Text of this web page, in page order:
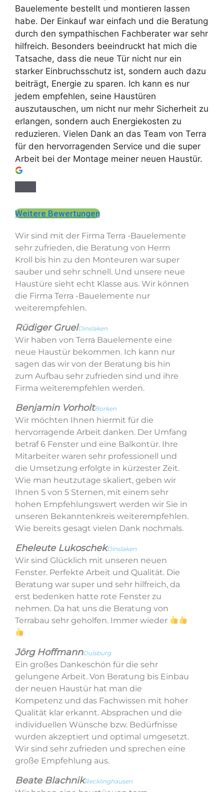
Bauelemente bestellt und montieren lassen
habe. Der Einkauf war einfach und die Beratung
durch den sympathischen Fachberater war sehr
hilfreich. Besonders beeindruckt hat mich die
Tatsache, dass die neue Tür nicht nur ein
starker Einbruchsschutz ist, sondern auch dazu
beiträgt, Energie zu sparen. Ich kann es nur
jedem empfehlen, seine Haustüren
auszutauschen, um nicht nur mehr Sicherheit zu
erlangen, sondern auch Energiekosten zu
reduzieren. Vielen Dank an das Team von Terra
für den hervorragenden Service und die super
Arbeit bei der Montage meiner neuen Haustür.
Weitere Bewertungen
Wir sind mit der Firma Terra -Bauelemente
sehr zufrieden, die Beratung von Herrn
Kroll bis hin zu den Monteuren war super
sauber und sehr schnell. Und unsere neue
Haustüre sieht echt Klasse aus. Wir können
die Firma Terra -Bauelemente nur
weiterempfehlen.
Rüdiger GruelDinslaken
Wir haben von Terra Bauelemente eine
neue Haustür bekommen. Ich kann nur
sagen das wir von der Beratung bis hin
zum Aufbau sehr zufrieden sind und ihre
Firma weiterempfehlen werden.
Benjamin VorholtBorken
Wir möchten Ihnen hiermit für die
hervorragende Arbeit danken. Der Umfang
betraf 6 Fenster und eine Balkontür. Ihre
Mitarbeiter waren sehr professionell und
die Umsetzung erfolgte in kürzester Zeit.
Wie man heutzutage skaliert, geben wir
Ihnen 5 von 5 Sternen, mit einem sehr
hohen Empfehlungswert werden wir Sie in
unseren Bekanntenkreis weiterempfehlen.
Wie bereits gesagt vielen Dank nochmals.
Eheleute LukoschekDinslaken
Wir sind Glücklich mit unseren neuen
Fenster. Perfekte Arbeit und Qualität. Die
Beratung war super und sehr hilfreich, da
erst bedenken hatte rote Fenster zu
nehmen. Da hat uns die Beratung von
Terrabau sehr geholfen. Immer wieder
Jörg HoffmannDuisburg
Ein großes Dankeschön für die sehr
gelungene Arbeit. Von Beratung bis Einbau
der neuen Haustür hat man die
Kompetenz und das Fachwissen mit hoher
Qualität klar erkannt. Absprachen und die
individuellen Wünsche bzw. Bedürfnisse
wurden akzeptiert und optimal umgesetzt.
Wir sind sehr zufrieden und sprechen eine
große Empfehlung aus.
Beate BlachnikRecklinghausen